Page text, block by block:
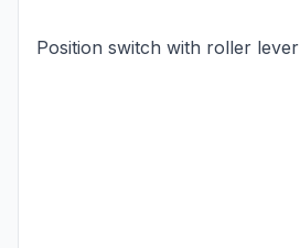
Position switch with roller lever